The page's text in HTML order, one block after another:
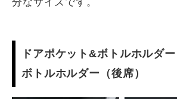
ドアポケット&ボトルホルダ
ボトルホルダー（後席）